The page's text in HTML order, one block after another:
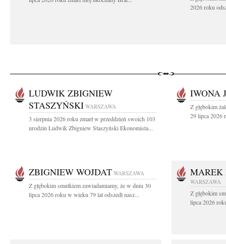
2026 roku
LUDWIK ZBIGNIEW
STASZYŃSKI WARSZAWA
3 sierpnia 2026 roku zmarł w przeddzień swoich 103
urodzin Ludwik Zbigniew Staszyński Ekonomista...
IWONA
Z głębokim
29 lipca 2026
ZBIGNIEW WOJDAT WARSZAWA
Z głębokim smutkiem zawiadamiamy, że w dniu 30
lipca 2026 roku w wieku 79 lat odszedł nasz...
MAREK
WARSZAWA
Z głębokim
lipca 2026